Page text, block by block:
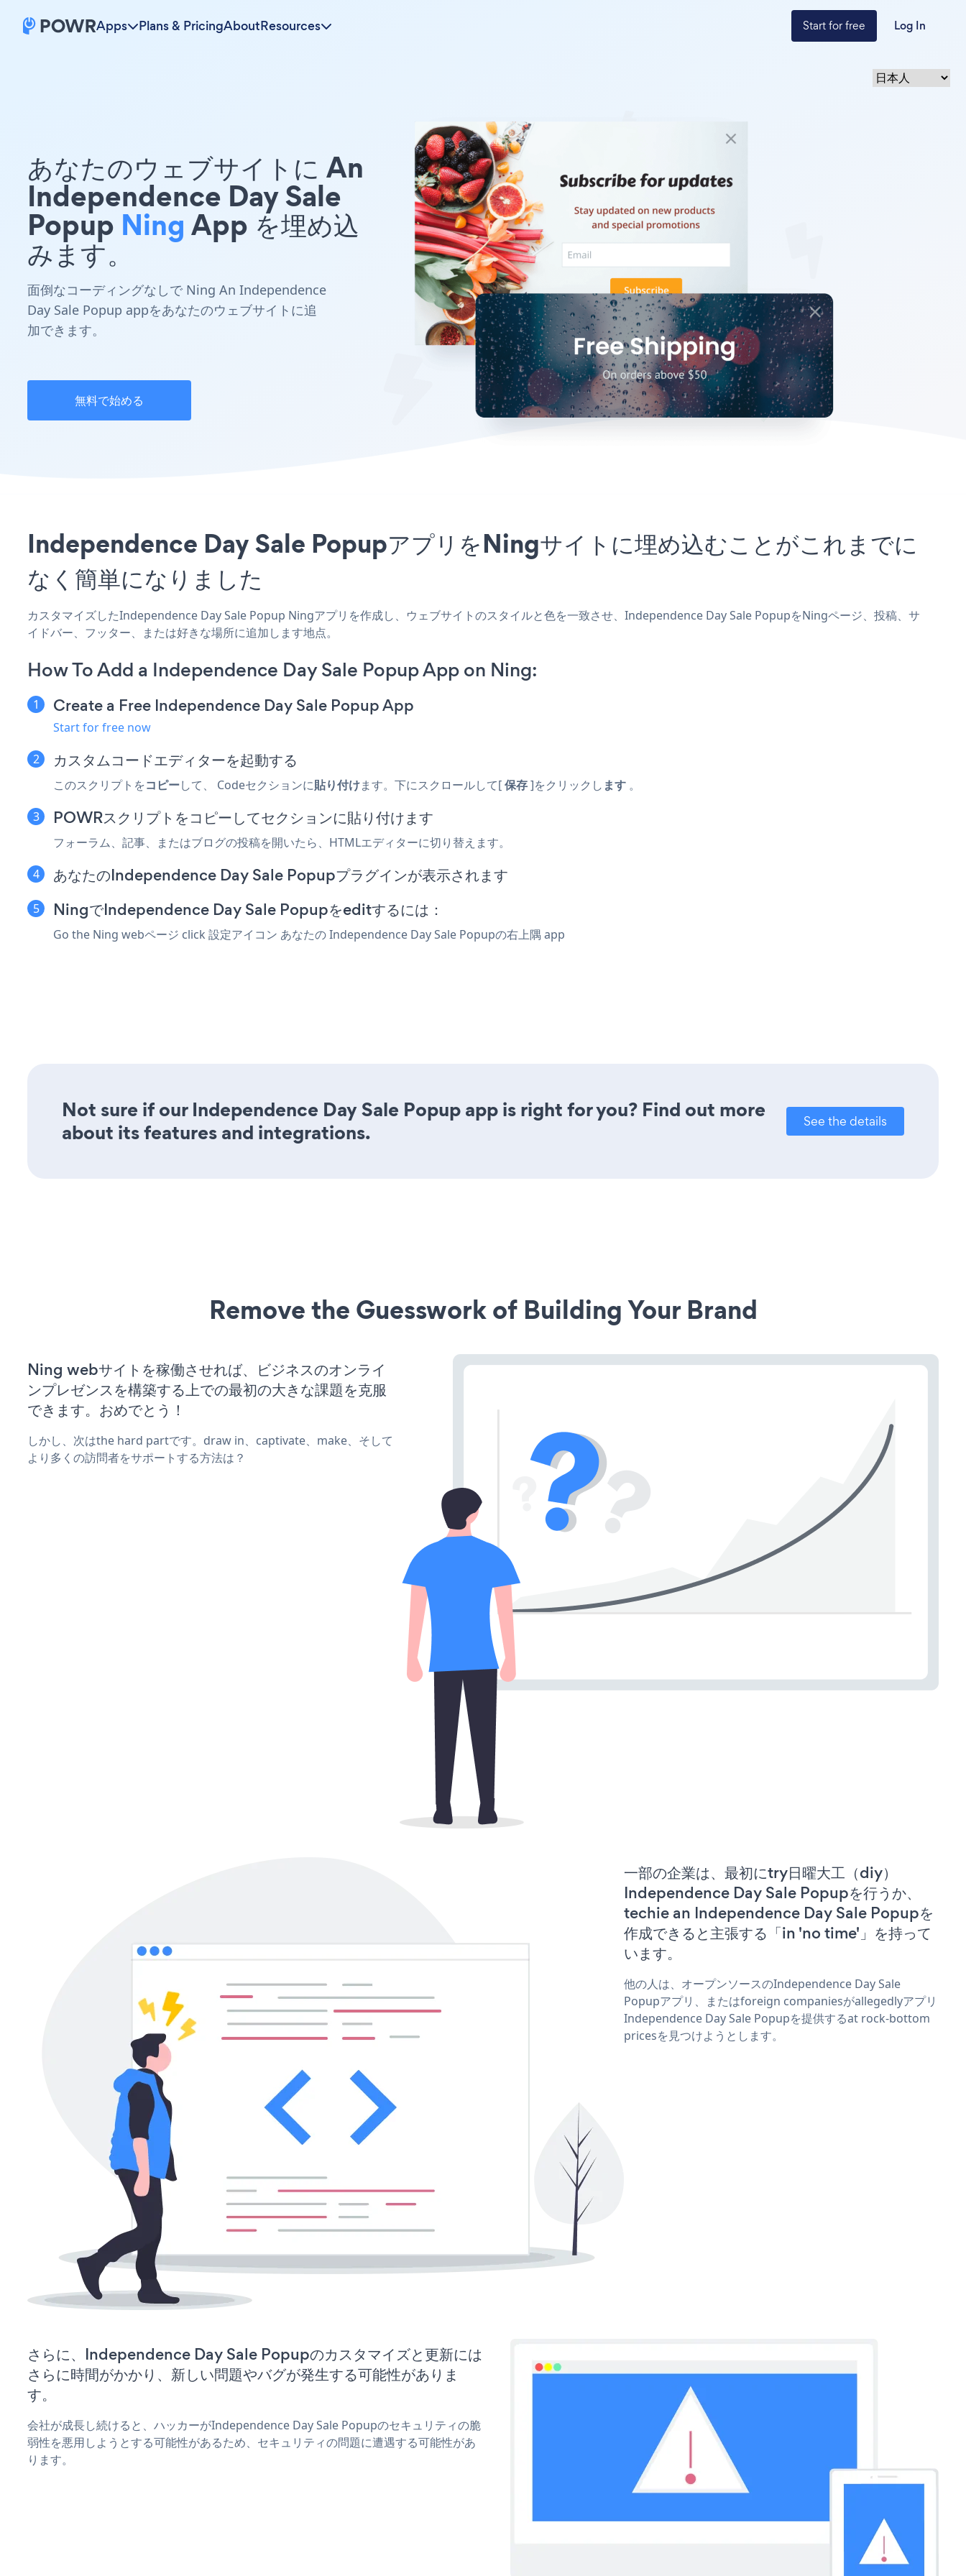
Apps Plans & PricingAboutResources Start for free Log In
あなたのウェブサイトに An
Independence Day Sale
Popup NingApp を埋め込
みます。
面倒なコーディングなしで Ning An Independence
Day Sale Popup appをあなたのウェブサイトに追
加できます。
無料で始める
Independence Day Sale PopupアプリをNingサイトに埋め込むことがこれまでに
なく簡単になりました
カスタマイズしたIndependence Day Sale Popup Ningアプリを作成し、ウェブサイトのスタイルと色を一致させ、Independence Day Sale PopupをNingページ、投稿、サ
イドバー、フッター、または好きな場所に追加します地点。
How To Add a Independence Day Sale Popup App on Ning:
Create a Free Independence Day Sale Popup App
Start for free now
カスタムコードエディターを起動する
このスクリプトをコピーして、 Codeセクションに貼り付けます。下にスクロールして[保存]をクリックし ます 。
POWRスクリプトをコピーしてセクションに貼り付けます
フォーラム、記事、またはブログの投稿を開いたら、HTMLエディターに切り替えます。
あなたのIndependence Day Sale Popupプラグインが表示されます
NingでIndependence Day Sale Popupをeditするには：
Go the Ning webページ click 設定アイコン あなたの Independence Day Sale Popupの右上隅 app
Not sure if our Independence Day Sale Popup app is right for you? Find out more
about its features and integrations.
See the details
Remove the Guesswork of Building Your Brand
Ning webサイトを稼働させれば、ビジネスのオンライ
ンプレゼンスを構築する上での最初の大きな課題を克服
できます。おめでとう！
しかし、次はthe hard partです。draw in、captivate、make、そして
より多くの訪問者をサポートする方法は？
一部の企業は、最初にtry日曜大工（diy）
Independence Day Sale Popupを行うか、
techie an Independence Day Sale Popupを
作成できると主張する「in 'no time'」を持って
います。
他の人は、オープンソースのIndependence Day Sale
Popupアプリ、またはforeign companiesがallegedlyアプリ
Independence Day Sale Popupを提供するat rock-bottom
pricesを見つけようとします。
さらに、Independence Day Sale Popupのカスタマイズと更新には
さらに時間がかかり、新しい問題やバグが発生する可能性がありま
す。
会社が成長し続けると、ハッカーがIndependence Day Sale Popupのセキュリティの脆
弱性を悪用しようとする可能性があるため、セキュリティの問題に遭遇する可能性があ
ります。